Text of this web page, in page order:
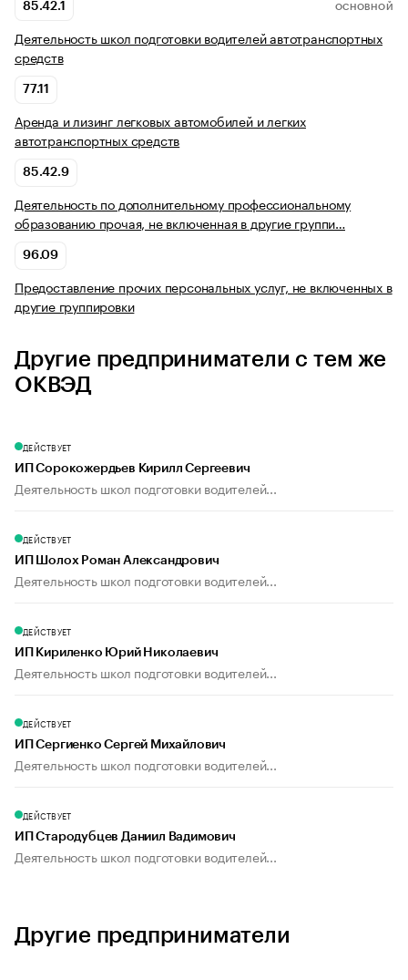
85.42.1 ОСНОВНОЙ
Деятельность школ подготовки водителей автотранспортных
средств
77.11
Аренда и лизинг легковых автомобилей и легких
автотранспортных средств
85.42.9
Деятельность по дополнительному профессиональному
образованию прочая, не включенная в другие группи…
96.09
Предоставление прочих персональных услуг, не включенных в
другие группировки
Другие предприниматели с тем же
ОКВЭД
ДЕЙСТВУЕТ
ИП Сорокожердьев Кирилл Сергеевич
Деятельность школ подготовки водителей...
ДЕЙСТВУЕТ
ИП Шолох Роман Александрович
Деятельность школ подготовки водителей...
ДЕЙСТВУЕТ
ИП Кириленко Юрий Николаевич
Деятельность школ подготовки водителей...
ДЕЙСТВУЕТ
ИП Сергиенко Сергей Михайлович
Деятельность школ подготовки водителей...
ДЕЙСТВУЕТ
ИП Стародубцев Даниил Вадимович
Деятельность школ подготовки водителей...
Другие предприниматели